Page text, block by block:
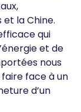
la Chine.
qui
et de
nous
faire face à un
d’un